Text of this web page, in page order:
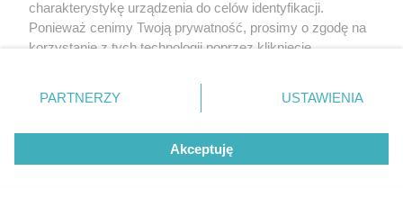
Żaden utwór zamieszczony w serwisie nie może być powielany i
rozpowszechniany lub dalej rozpowszechniany w jakikolwiek sposób (w
charakterystykę urządzenia do celów identyfikacji.
Ponieważ cenimy Twoją prywatność, prosimy o zgodę na
korzystanie z tych technologii poprzez kliknięcie
zmienić/wycofać klikając przycisk ustawień prywatności
znajdujący się w lewym dolnym rogu strony
rodzaje przetwarzania danych nie wymagają zgody
użytkownika, ale masz prawo sprzeciwić się takiemu
przetwarzaniu. Preferencje będą miały zastosowanie tylko
PARTNERZY USTAWIENIA
Akceptuję